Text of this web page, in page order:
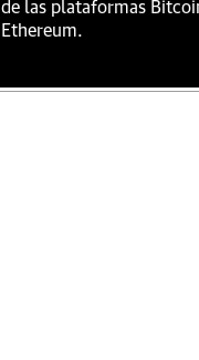
de las plataformas
Ethereum.